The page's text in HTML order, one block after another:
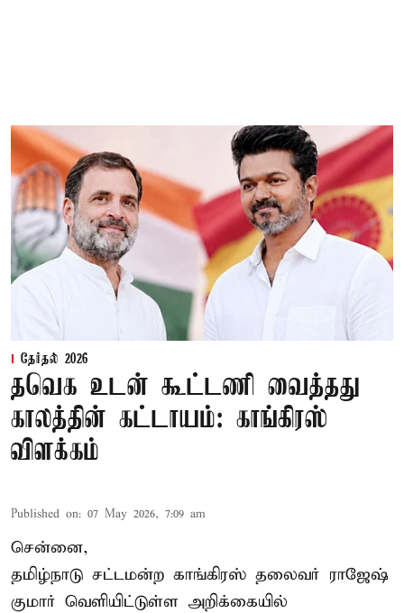
தேர்தல் 2026
தவெக உடன் கூட்டணி வைத்தது
காலத்தின் கட்டாயம்: காங்கிரஸ்
விளக்கம்
Published on: 07 May 2026, 7:09 am
சென்னை,
தமிழ்நாடு சட்டமன்ற காங்கிரஸ் தலைவர் ராஜேஷ்
குமார் வெளியிட்டுள்ள அறிக்கையில்